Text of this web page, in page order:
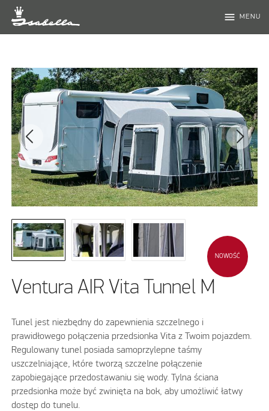
menu MENU
NOWOŚĆ
Ventura AIR Vita Tunnel M
Tunel jest niezbędny do zapewnienia szczelnego i
prawidłowego połączenia przedsionka Vita z Twoim pojazdem.
Regulowany tunel posiada samoprzylepne taśmy
uszczelniające, które tworzą szczelne połączenie
zapobiegające przedostawaniu się wody. Tylna ściana
przedsionka może być zwinięta na bok, aby umożliwić łatwy
dostęp do tunelu.